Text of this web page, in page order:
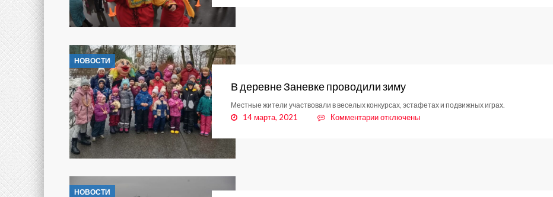
отметило
Масленицу
НОВОСТИ
В деревне Заневке проводили зиму
Местные жители участвовали в веселых конкурсах, эстафетах и подвижных играх.
14 марта, 2021 Комментариикотключены
НОВОСТИ